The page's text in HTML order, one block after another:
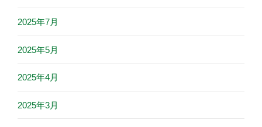
2025年7月
2025年5月
2025年4月
2025年3月